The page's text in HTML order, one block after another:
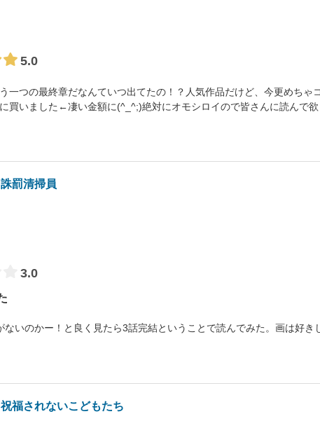
5.0
一つの最終章だなんていつ出てたの！？人気作品だけど、今更めちゃ
買いました←凄い金額に(^_^;)絶対にオモシロイので皆さんに読んで欲
誅罰清掃員
3.0
ないのかー！と良く見たら3話完結ということで読んでみた。画は好き
祝福されないこどもたち